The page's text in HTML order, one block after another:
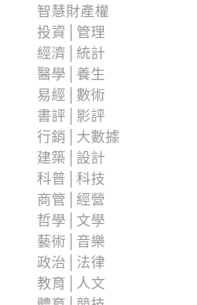
智慧財產權
投資│管理
經濟│統計
醫學│養生
易經│數術
書評│影評
行銷│大數據
建築│設計
科普│科技
商管│經營
哲學│文學
藝術│音樂
政治│法律
教育│人文